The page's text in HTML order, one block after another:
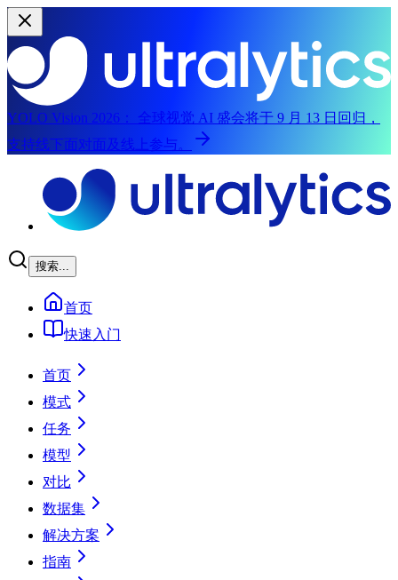
YOLO Vision 2026：
全球视觉 AI 盛会将于 9 月 13 日回归，
支持线下面对面及线上参与。
搜索...
首页
快速入门
首页
模式
任务
模型
对比
数据集
解决方案
指南